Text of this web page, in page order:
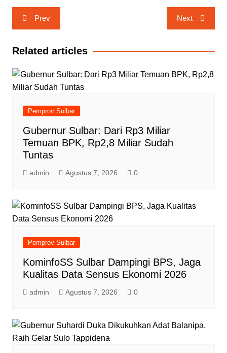
Navigasi
pos
Prev Next
Related articles
Pemprov Sulbar
Gubernur Sulbar: Dari Rp3 Miliar
Temuan BPK, Rp2,8 Miliar Sudah
Tuntas
admin Agustus 7, 2026 0
Pemprov Sulbar
KominfoSS Sulbar Dampingi BPS, Jaga
Kualitas Data Sensus Ekonomi 2026
admin Agustus 7, 2026 0